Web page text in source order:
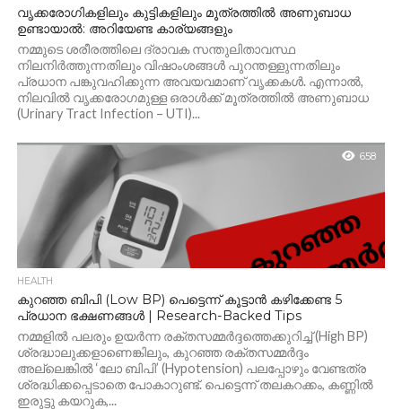
വൃക്കരോഗികളിലും കുട്ടികളിലും മൂത്രത്തിൽ അണുബാധ
ഉണ്ടായാൽ: അറിയേണ്ട കാര്യങ്ങളും
നമ്മുടെ ശരീരത്തിലെ ദ്രാവക സന്തുലിതാവസ്ഥ
നിലനിർത്തുന്നതിലും വിഷാംശങ്ങൾ പുറന്തള്ളുന്നതിലും
പ്രധാന പങ്കുവഹിക്കുന്ന അവയവമാണ് വൃക്കകൾ. എന്നാൽ,
നിലവിൽ വൃക്കരോഗമുള്ള ഒരാൾക്ക് മൂത്രത്തിൽ അണുബാധ
(Urinary Tract Infection – UTI)...
658
HEALTH
കുറഞ്ഞ ബിപി (Low BP) പെട്ടെന്ന് കൂട്ടാൻ കഴിക്കേണ്ട 5
പ്രധാന ഭക്ഷണങ്ങൾ | Research-Backed Tips
നമ്മളിൽ പലരും ഉയർന്ന രക്തസമ്മർദ്ദത്തെക്കുറിച്ച് (High BP)
ശ്രദ്ധാലുക്കളാണെങ്കിലും, കുറഞ്ഞ രക്തസമ്മർദ്ദം
അല്ലെങ്കിൽ ‘ലോ ബിപി’ (Hypotension) പലപ്പോഴും വേണ്ടത്ര
ശ്രദ്ധിക്കപ്പെടാതെ പോകാറുണ്ട്. പെട്ടെന്ന് തലകറക്കം, കണ്ണിൽ
ഇരുട്ടു കയറുക,...